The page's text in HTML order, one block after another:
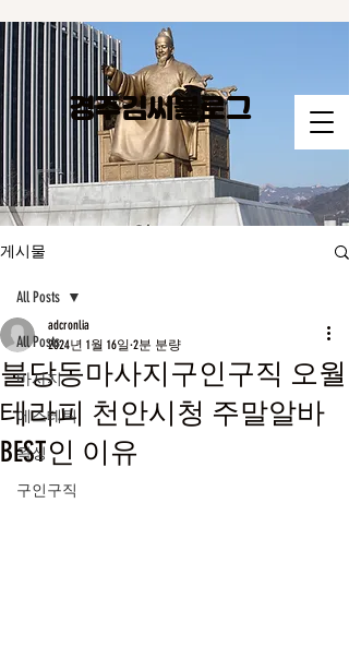
경주김씨​블로그
게시물
All Posts
마사지
에스테틱
왁싱
구인구직
All Posts
불당동마사지구인구직 오월
테라피 천안시청 주말알바
BEST인 이유
adcronlia
2024년 1월 16일 2분 분량